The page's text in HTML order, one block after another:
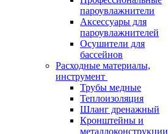
пароувлажнители
Аксессуары для
пароувлажнителей
Осушители для
бассейнов
Расходные материалы,
инструмент
Трубы медные
Теплоизоляция
Шланг дренажный
Кронштейны и
металлоконструкции